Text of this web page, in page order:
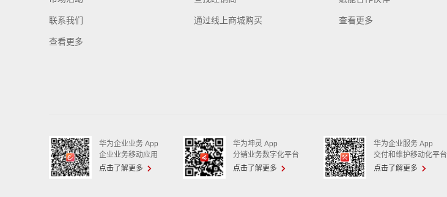
联系我们
查看更多
通过线上商城购买 查看更多
华为企业业务 App
企业业务移动应用
点击了解更多
华为坤灵 App
分销业务数字化平台
点击了解更多
华为企业服务 App
交付和维护移动化平台
点击了解更多